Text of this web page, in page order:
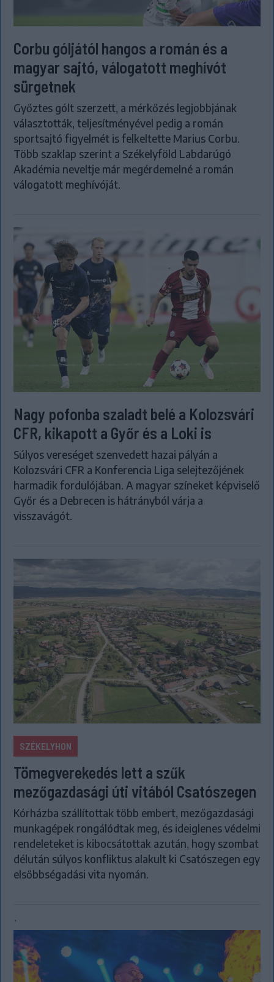
Corbu góljától hangos a román és a
magyar sajtó, válogatott meghívót
sürgetnek
Győztes gólt szerzett, a mérkőzés legjobbjának
választották, teljesítményével pedig a román
sportsajtó figyelmét is felkeltette Marius Corbu.
Több szaklap szerint a Székelyföld Labdarúgó
Akadémia neveltje már megérdemelné a román
válogatott meghívóját.
Nagy pofonba szaladt belé a Kolozsvári
CFR, kikapott a Győr és a Loki is
Súlyos vereséget szenvedett hazai pályán a
Kolozsvári CFR a Konferencia Liga selejtezőjének
harmadik fordulójában. A magyar színeket képviselő
Győr és a Debrecen is hátrányból várja a
visszavágót.
SZÉKELYHON
Tömegverekedés lett a szűk
mezőgazdasági úti vitából Csatószegen
Kórházba szállítottak több embert, mezőgazdasági
munkagépek rongálódtak meg, és ideiglenes védelmi
rendeleteket is kibocsátottak azután, hogy szombat
délután súlyos konfliktus alakult ki Csatószegen egy
elsőbbségadási vita nyomán.
`